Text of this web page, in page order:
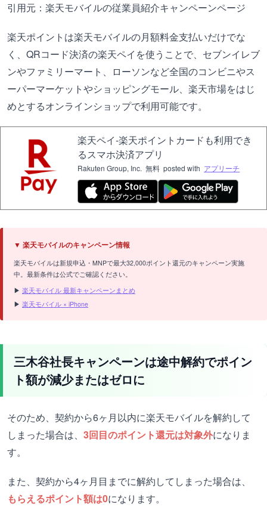
引用元：楽天モバイルの従業員紹介キャンペーンページ
楽天ポイントは楽天モバイルの月額料金支払いだけでな
く、QRコード決済の楽天ペイを使うことで、セブンイレブ
ンやファミリーマート、ローソンなど全国のコンビニやス
ーパーマーケットやショッピングモール、楽天市場をはじ
めとするオンラインショップで利用可能です。
楽天ペイ-楽天ポイントカードも利用でき
るスマホ決済アプリ
Rakuten Group, Inc. 無料 posted with アプリーチ
▼ 楽天モバイルのキャンペーン情報
楽天モバイルは新規申込・MNPで最大32,000ポイント還元のキャンペーン実施
中。最新条件は公式でご確認ください。
▶ 楽天モバイル 最新キャンペーンまとめ
▶ 楽天モバイル × iPhone
三木谷社長キャンペーンは途中解約でポイン
ト額が減少またはゼロに
そのため、契約から6ヶ月以内に楽天モバイルを解約して
しまった場合は、 3回目のポイント還元は対象外になりま
す。
また、契約から4ヶ月目までに解約してしまった場合は、
もらえるポイント額は0になります。